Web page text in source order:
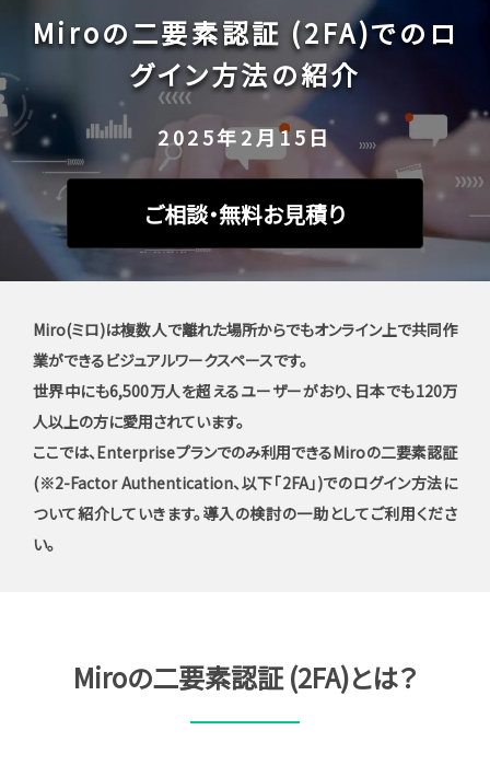
Miroの二要素認証 (2FA)でのロ
グイン方法の紹介
2025年2月15日
ご相談・無料お見積り
Miro(ミロ)は複数人で離れた場所からでもオンライン上で共同作
業ができるビジュアルワークスペースです。
世界中にも6,500万人を超えるユーザーがおり、日本でも120万
人以上の方に愛用されています。
ここでは、Enterpriseプランでのみ利用できるMiroの二要素認証
(※2-Factor Authentication、以下「2FA」)でのログイン方法に
ついて紹介していきます。導入の検討の一助としてご利用くださ
い。
Miroの二要素認証 (2FA)とは？